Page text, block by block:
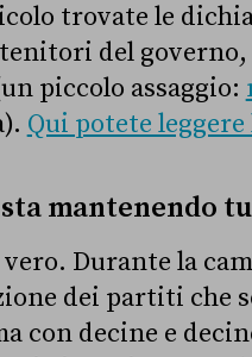
trovate le
del
piccolo assaggio:
Qui potete leggere
mantenendo
vero. Durante la
dei partiti che
con decine e